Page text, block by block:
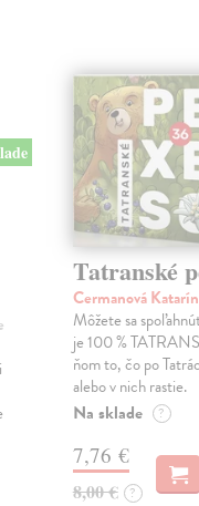
Tatranské
Cermanová
Môžete sa
je 100 %
ňom to, čo po
alebo v nich rastie.
Na sklade ?
7,76 €
8,00 € ?